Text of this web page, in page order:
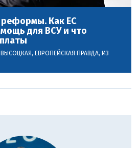
Как ЕС
для ВСУ и что
ВЫСОЦКАЯ, ЕВРОПЕЙСКАЯ ПРАВДА, ИЗ